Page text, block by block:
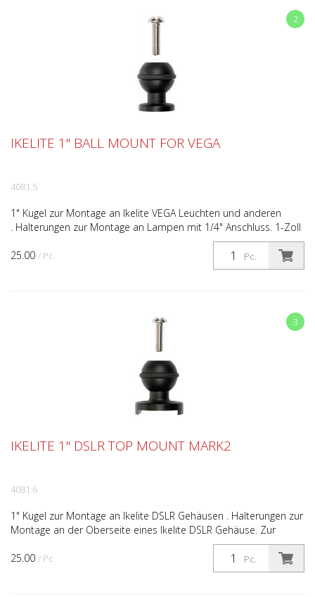
2
25.00 / Pc. Pc.
IKELITE 1" BALL MOUNT FOR VEGA
4081.5
1" Kugel zur Montage an Ikelite VEGA Leuchten und anderen
. Halterungen zur Montage an Lampen mit 1/4" Anschluss. 1-Zoll
Kugel (2.5cm). Kompatibel mit allen BJ-Anschlüsse...
3
25.00 / Pc. Pc.
IKELITE 1" DSLR TOP MOUNT MARK2
4081.6
1" Kugel zur Montage an Ikelite DSLR Gehäusen . Halterungen zur
Montage an der Oberseite eines Ikelite DSLR Gehäuse. Zur
Befestigung mit 1-Zoll Kugeln (2.5cm) von Ikelite...